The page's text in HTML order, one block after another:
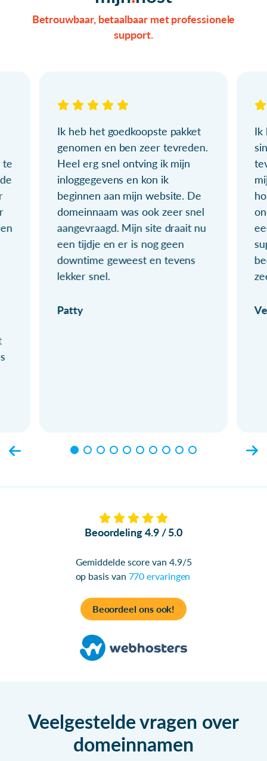
Betrouwbaar, betaalbaar met professionele
support.
te
Ik heb het goedkoopste pakket
genomen en ben zeer tevreden.
Heel erg snel ontving ik mijn
inloggegevens en kon ik
beginnen aan mijn website. De
domeinnaam was ook zeer snel
aangevraagd. Mijn site draait nu
een tijdje en er is nog geen
downtime geweest en tevens
lekker snel.
Patty
Ik
Beoordeling 4.9 / 5.0
Gemiddelde score van 4.9/5
op basis van 770 ervaringen
Beoordeel ons ook!
Veelgestelde vragen over
domeinnamen